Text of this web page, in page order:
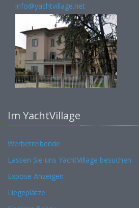
info@yachtvillage.net
Im YachtVillage
Werbetreibende
Lassen Sie uns YachtVillage besuchen
Expose Anzeigen
Liegeplätze